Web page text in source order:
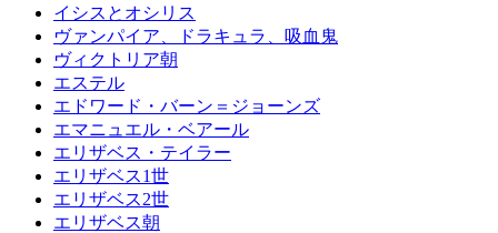
イシスとオシリス
ヴァンパイア、ドラキュラ、吸血鬼
ヴィクトリア朝
エステル
エドワード・バーン＝ジョーンズ
エマニュエル・ベアール
エリザベス・テイラー
エリザベス1世
エリザベス2世
エリザベス朝